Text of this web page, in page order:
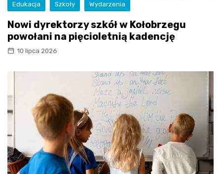
Edukacja Szkoły Wydarzenia
Nowi dyrektorzy szkół w Kołobrzegu
powołani na pięcioletnią kadencję
10 lipca 2026